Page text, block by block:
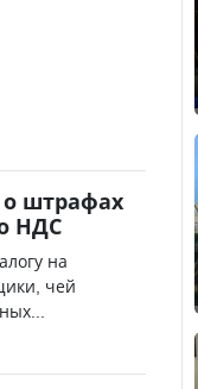
о штрафах
НДС
на
чей